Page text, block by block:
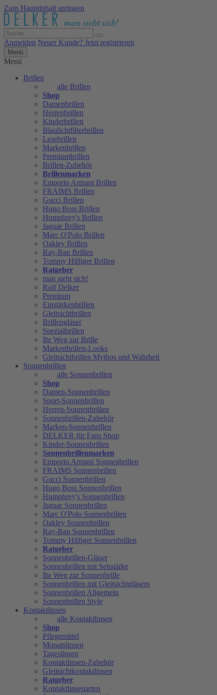
Zum Hauptinhalt springen
Anmelden Neuer Kunde? Jetzt registrieren
Menü
Menü
Brillen
alle Brillen
Shop
Damenbrillen
Herrenbrillen
Kinderbrillen
Blaulichtfilterbrillen
Lesebrillen
Markenbrillen
Premiumbrillen
Brillen-Zubehör
Brillenmarken
Emporio Armani Brillen
FRAIMS Brillen
Gucci Brillen
Hugo Boss Brillen
Humphrey's Brillen
Jaguar Brillen
Marc O'Polo Brillen
Oakley Brillen
Ray-Ban Brillen
Tommy Hilfiger Brillen
Ratgeber
man sieht sich!
Rolf Delker
Premium
Einstärkenbrillen
Gleitsichtbrillen
Brillengläser
Spezialbrillen
Ihr Weg zur Brille
Markenbrillen-Looks
Gleitsichtbrillen Mythos und Wahrheit
Sonnenbrillen
alle Sonnenbrillen
Shop
Damen-Sonnenbrillen
Sport-Sonnenbrillen
Herren-Sonnenbrillen
Sonnenbrillen-Zubehör
Marken-Sonnenbrillen
DELKER für Fans Shop
Kinder-Sonnenbrillen
Sonnenbrillenmarken
Emporio Armani Sonnenbrillen
FRAIMS Sonnenbrillen
Gucci Sonnenbrillen
Hugo Boss Sonnenbrillen
Humphrey's Sonnenbrillen
Jaguar Sonnenbrillen
Marc O'Polo Sonnenbrillen
Oakley Sonnenbrillen
Ray-Ban Sonnenbrillen
Tommy Hilfiger Sonnenbrillen
Ratgeber
Sonnenbrillen-Gläser
Sonnenbrillen mit Sehstärke
Ihr Weg zur Sonnenbrille
Sonnenbrillen mit Gleitsichtgläsern
Sonnenbrillen Allgemein
Sonnenbrillen Style
Kontaktlinsen
alle Kontaktlinsen
Shop
Pflegemittel
Monatslinsen
Tageslinsen
Kontaktlinsen-Zubehör
Gleitsichtkontaktlinsen
Ratgeber
Kontaktlinsenarten